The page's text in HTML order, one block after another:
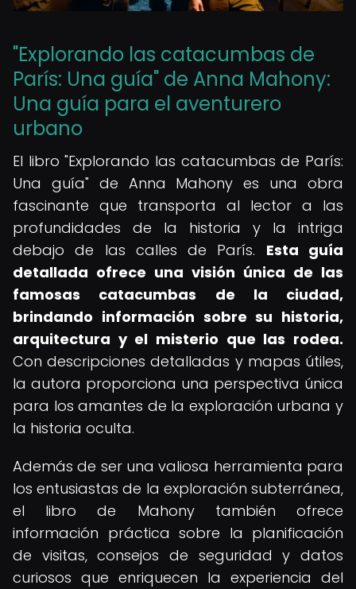
"Explorando las catacumbas de
París: Una guía" de Anna Mahony:
Una guía para el aventurero
urbano
El libro "Explorando las catacumbas de París:
Una guía" de Anna Mahony es una obra
fascinante que transporta al lector a las
profundidades de la historia y la intriga
debajo de las calles de París. Esta guía
detallada ofrece una visión única de las
famosas catacumbas de la ciudad,
brindando información sobre su historia,
arquitectura y el misterio que las rodea.
Con descripciones detalladas y mapas útiles,
la autora proporciona una perspectiva única
para los amantes de la exploración urbana y
la historia oculta.
Además de ser una valiosa herramienta para
los entusiastas de la exploración subterránea,
el libro de Mahony también ofrece
información práctica sobre la planificación
de visitas, consejos de seguridad y datos
curiosos que enriquecen la experiencia del